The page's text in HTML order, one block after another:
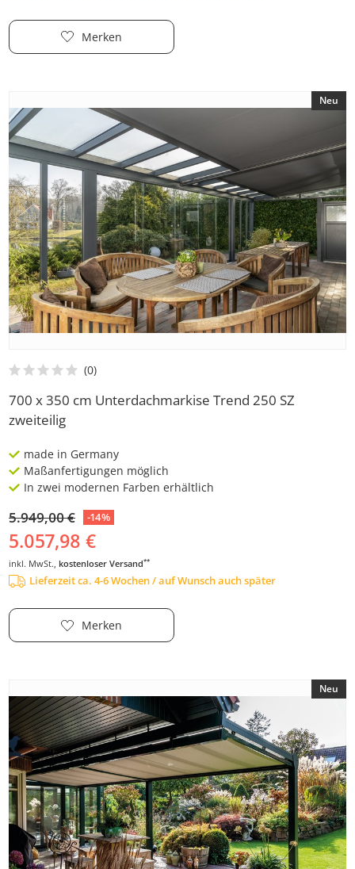
Merken
Neu
700 x 350 cm Unterdachmarkise Trend 250 SZ
zweiteilig
made in Germany
Maßanfertigungen möglich
In zwei modernen Farben erhältlich
5.949,00 € -14%
5.057,98 €
inkl. MwSt., kostenloser Versand**
Lieferzeit ca. 4-6 Wochen / auf Wunsch auch später
Merken
Neu